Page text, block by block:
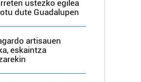
ustezko egilea
dute Guadalupen
artisauen
eskaintza